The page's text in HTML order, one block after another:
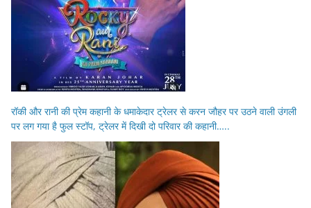
रॉकी और रानी की प्रेम कहानी के धमाकेदार ट्रेलर से करन जौहर पर उठने वाली उंगली
पर लग गया है फुल स्टॉप, ट्रेलर में दिखी दो परिवार की कहानी…..